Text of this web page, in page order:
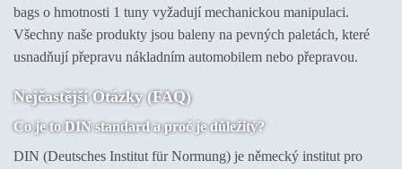
bags o hmotnosti 1 tuny vyžadují mechanickou manipulaci.
Všechny naše produkty jsou baleny na pevných paletách, které
usnadňují přepravu nákladním automobilem nebo přepravou.
Nejčastější Otázky (FAQ)
Co je to DIN standard a proč je důležitý?
DIN (Deutsches Institut für Normung) je německý institut pro